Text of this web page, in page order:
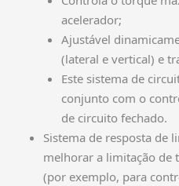
acelerador;
Ajustável
(lateral e vertical) e
Este sistema de
conjunto com o
de circuito fechado.
Sistema de resposta de
melhorar a limitação de
(por exemplo, para